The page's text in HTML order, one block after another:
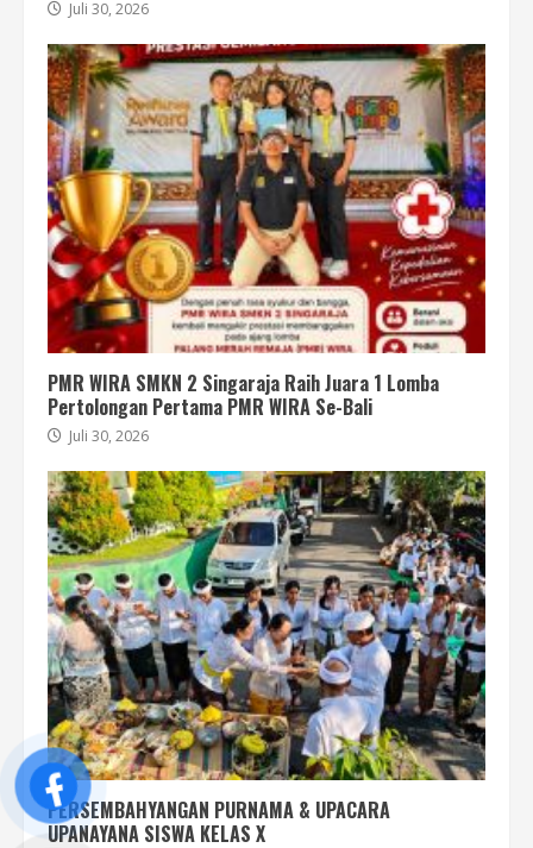
Juli 30, 2026
PMR WIRA SMKN 2 Singaraja Raih Juara 1 Lomba
Pertolongan Pertama PMR WIRA Se-Bali
Juli 30, 2026
PERSEMBAHYANGAN PURNAMA & UPACARA
UPANAYANA SISWA KELAS X